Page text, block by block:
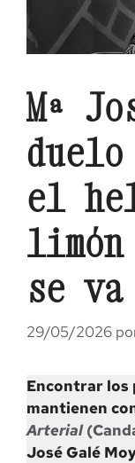
Mª
el
se va
29/05/2026
Encontrar los
mantienen
Arterial
José Galé